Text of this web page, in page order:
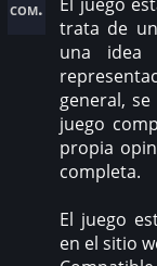
com.
trata de
una idea
general,
juego
propia
completa.
El juego
en el sitio